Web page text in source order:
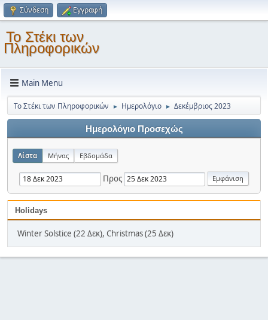
Σύνδεση Εγγραφή
Το Στέκι των
Πληροφορικών
Main Menu
Το Στέκι των Πληροφορικών ► Ημερολόγιο ► Δεκέμβριος 2023
Ημερολόγιο Προσεχώς
Λίστα Μήνας Εβδομάδα
Προς
Holidays
Winter Solstice (22 Δεκ), Christmas (25 Δεκ)